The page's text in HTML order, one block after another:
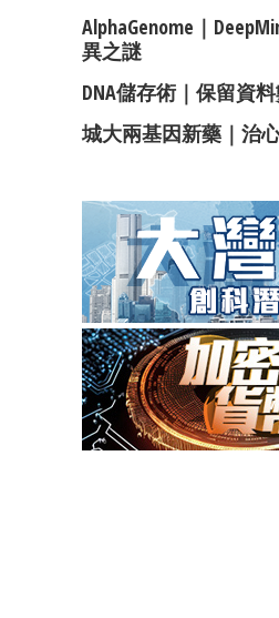
AlphaGenome｜
異之謎
DNA儲存術｜保留資
城大兩基因新藥｜治